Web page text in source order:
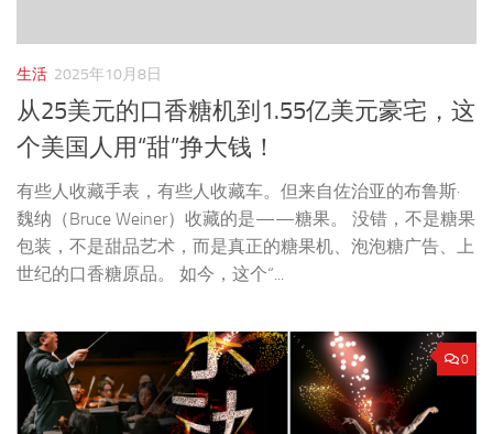
生活 2025年10月8日
从25美元的口香糖机到1.55亿美元豪宅，这
个美国人用“甜”挣大钱！
有些人收藏手表，有些人收藏车。但来自佐治亚的布鲁斯·
魏纳（Bruce Weiner）收藏的是——糖果。 没错，不是糖果
包装，不是甜品艺术，而是真正的糖果机、泡泡糖广告、上
世纪的口香糖原品。 如今，这个“...
0